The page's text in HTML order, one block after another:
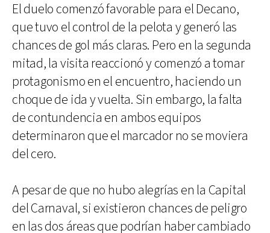
El duelo comenzó favorable para el Decano,
que tuvo el control de la pelota y generó las
chances de gol más claras. Pero en la segunda
mitad, la visita reaccionó y comenzó a tomar
protagonismo en el encuentro, haciendo un
choque de ida y vuelta. Sin embargo, la falta
de contundencia en ambos equipos
determinaron que el marcador no se moviera
del cero.
A pesar de que no hubo alegrías en la Capital
del Carnaval, si existieron chances de peligro
en las dos áreas que podrían haber cambiado